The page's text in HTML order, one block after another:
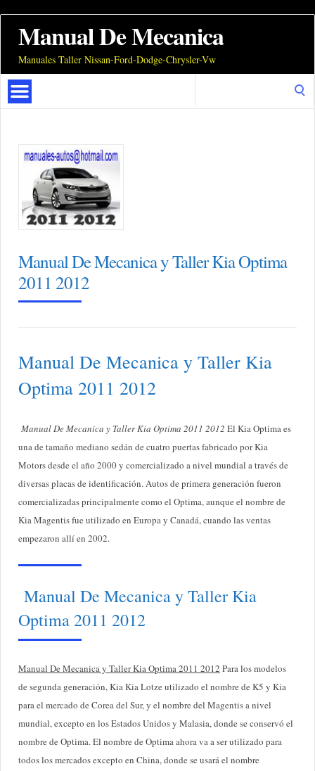
Manual De Mecanica
Manuales Taller Nissan-Ford-Dodge-Chrysler-Vw
Manual De Mecanica y Taller Kia Optima
2011 2012
Manual De Mecanica y Taller Kia
Optima 2011 2012
Manual De Mecanica y Taller Kia Optima 2011 2012 El Kia Optima es
una de tamaño mediano sedán de cuatro puertas fabricado por Kia
Motors desde el año 2000 y comercializado a nivel mundial a través de
diversas placas de identificación. Autos de primera generación fueron
comercializadas principalmente como el Optima, aunque el nombre de
Kia Magentis fue utilizado en Europa y Canadá, cuando las ventas
empezaron allí en 2002.
Manual De Mecanica y Taller Kia
Optima 2011 2012
Manual De Mecanica y Taller Kia Optima 2011 2012 Para los modelos
de segunda generación, Kia Kia Lotze utilizado el nombre de K5 y Kia
para el mercado de Corea del Sur, y el nombre del Magentis a nivel
mundial, excepto en los Estados Unidos y Malasia, donde se conservó el
nombre de Optima. El nombre de Optima ahora va a ser utilizado para
todos los mercados excepto en China, donde se usará el nombre